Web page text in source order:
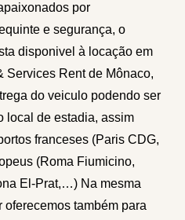
por
e segurança, o
disponivel à locação em
Services Rent de Mônaco,
do veiculo podendo ser
local de estadia, assim
franceses (Paris CDG,
(Roma Fiumicino,
El-Prat,…) Na mesma
também para